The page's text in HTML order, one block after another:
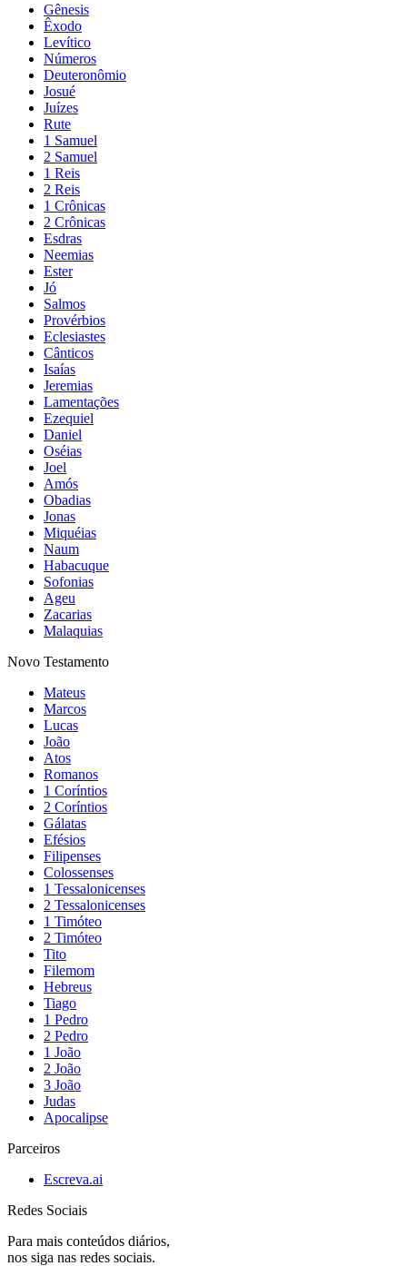
Gênesis
Êxodo
Levítico
Números
Deuteronômio
Josué
Juízes
Rute
1 Samuel
2 Samuel
1 Reis
2 Reis
1 Crônicas
2 Crônicas
Esdras
Neemias
Ester
Jó
Salmos
Provérbios
Eclesiastes
Cânticos
Isaías
Jeremias
Lamentações
Ezequiel
Daniel
Oséias
Joel
Amós
Obadias
Jonas
Miquéias
Naum
Habacuque
Sofonias
Ageu
Zacarias
Malaquias
Novo Testamento
Mateus
Marcos
Lucas
João
Atos
Romanos
1 Coríntios
2 Coríntios
Gálatas
Efésios
Filipenses
Colossenses
1 Tessalonicenses
2 Tessalonicenses
1 Timóteo
2 Timóteo
Tito
Filemom
Hebreus
Tiago
1 Pedro
2 Pedro
1 João
2 João
3 João
Judas
Apocalipse
Parceiros
Escreva.ai
Redes Sociais
Para mais conteúdos diários,
nos siga nas redes sociais.